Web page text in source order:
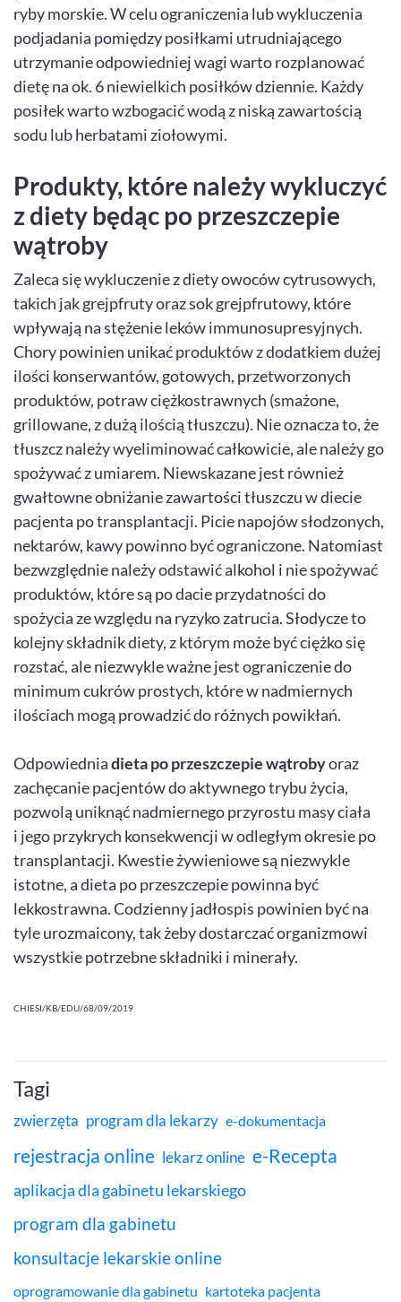
ryby morskie. W celu ograniczenia lub wykluczenia
podjadania pomiędzy posiłkami utrudniającego
utrzymanie odpowiedniej wagi warto rozplanować
dietę na ok. 6 niewielkich posiłków dziennie. Każdy
posiłek warto wzbogacić wodą z niską zawartością
sodu lub herbatami ziołowymi.
Produkty, które należy wykluczyć
z diety będąc po przeszczepie
wątroby
Zaleca się wykluczenie z diety owoców cytrusowych,
takich jak grejpfruty oraz sok grejpfrutowy, które
wpływają na stężenie leków immunosupresyjnych.
Chory powinien unikać produktów z dodatkiem dużej
ilości konserwantów, gotowych, przetworzonych
produktów, potraw ciężkostrawnych (smażone,
grillowane, z dużą ilością tłuszczu). Nie oznacza to, że
tłuszcz należy wyeliminować całkowicie, ale należy go
spożywać z umiarem. Niewskazane jest również
gwałtowne obniżanie zawartości tłuszczu w diecie
pacjenta po transplantacji. Picie napojów słodzonych,
nektarów, kawy powinno być ograniczone. Natomiast
bezwzględnie należy odstawić alkohol i nie spożywać
produktów, które są po dacie przydatności do
spożycia ze względu na ryzyko zatrucia. Słodycze to
kolejny składnik diety, z którym może być ciężko się
rozstać, ale niezwykle ważne jest ograniczenie do
minimum cukrów prostych, które w nadmiernych
ilościach mogą prowadzić do różnych powikłań.
Odpowiedniadieta po przeszczepie wątrobyoraz
zachęcanie pacjentów do aktywnego trybu życia,
pozwolą uniknąć nadmiernego przyrostu masy ciała
i jego przykrych konsekwencji w odległym okresie po
transplantacji. Kwestie żywieniowe są niezwykle
istotne, a dieta po przeszczepie powinna być
lekkostrawna. Codzienny jadłospis powinien być na
tyle urozmaicony, tak żeby dostarczać organizmowi
wszystkie potrzebne składniki i minerały.
CHIESI/KB/EDU/68/09/2019
Tagi
zwierzęta program dla lekarzy e-dokumentacja
rejestracja online lekarz online e-Recepta
aplikacja dla gabinetu lekarskiego
program dla gabinetu
konsultacje lekarskie online
oprogramowanie dla gabinetu kartoteka pacjenta